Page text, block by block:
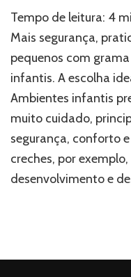
sintética
ideal
creches:
escolha
certa
e
segura
Tempo de leitura: 4
Mais segurança,
pequenos com
infantis. A escolha
Ambientes infantis
muito cuidado,
segurança, conforto
creches, por
desenvolvimento e